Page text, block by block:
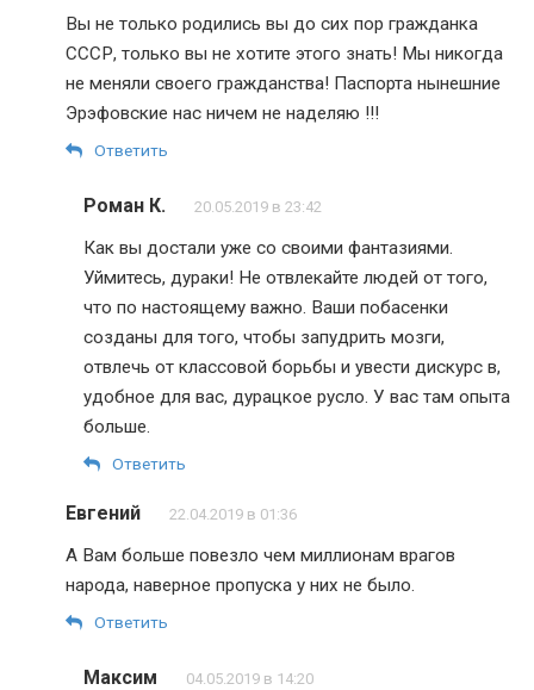
Вы не только родились вы до сих пор гражданка
СССР, только вы не хотите этого знать! Мы никогда
не меняли своего гражданства! Паспорта нынешние
Эрэфовские нас ничем не наделяю !!!
Ответить
Роман К. 20.05.2019 в 23:42
Как вы достали уже со своими фантазиями.
Уймитесь, дураки! Не отвлекайте людей от того,
что по настоящему важно. Ваши побасенки
созданы для того, чтобы запудрить мозги,
отвлечь от классовой борьбы и увести дискурс в,
удобное для вас, дурацкое русло. У вас там опыта
больше.
Ответить
Евгений 22.04.2019 в 01:36
А Вам больше повезло чем миллионам врагов
народа, наверное пропуска у них не было.
Ответить
Максим 04.05.2019 в 14:20